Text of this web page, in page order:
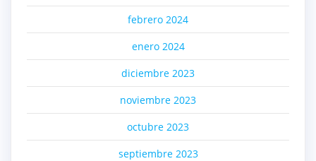
febrero 2024
enero 2024
diciembre 2023
noviembre 2023
octubre 2023
septiembre 2023